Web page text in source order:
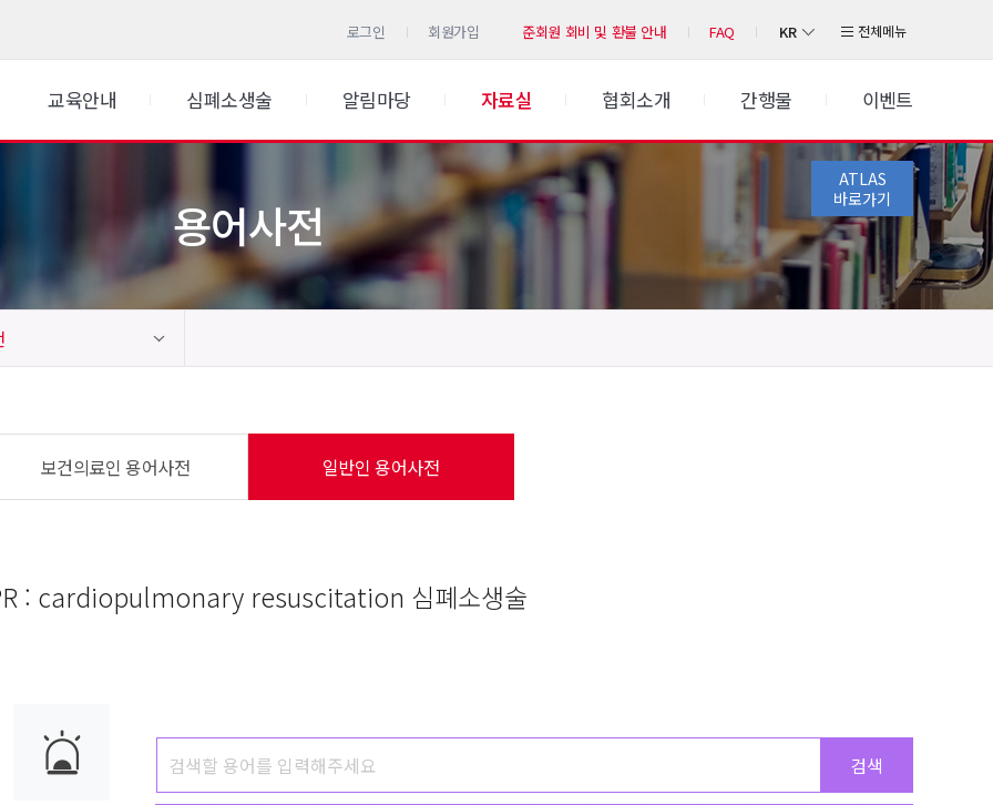
로그인 회원가입 준회원 회비 및 환불 안내 FAQ KR 전체메뉴
교육안내 심폐소생술 알림마당 자료실 협회소개 간행물 이벤트
ATLAS
바로가기
용어사전
보건의료인 용어사전 일반인 용어사전
: cardiopulmonary resuscitation 심폐소생술